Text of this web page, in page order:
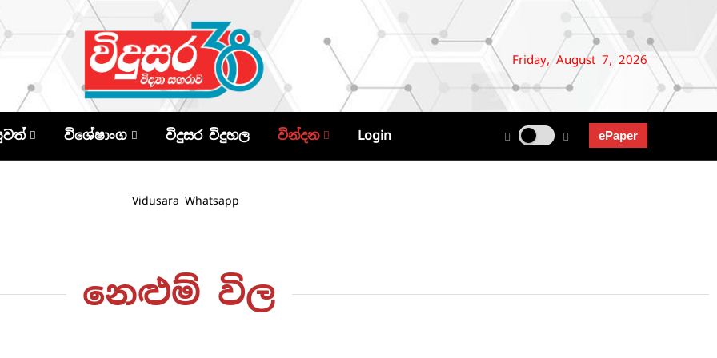
Friday, August 7, 2026
විශේෂාංග විදුසර විදුහල වින්දන Login ePaper
නෙළුම් විල